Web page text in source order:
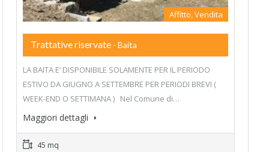
Affitto, Vendita
Trattative riservate - Baita
LA BAITA E’ DISPONIBILE SOLAMENTE PER IL PERIODO
ESTIVO DA GIUGNO A SETTEMBRE PER PERIODI BREVI (
WEEK-END O SETTIMANA ) Nel Comune di…
Maggiori dettagli
45 mq